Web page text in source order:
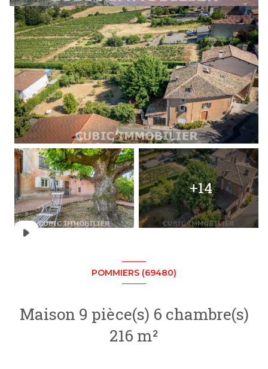
+14
POMMIERS (69480)
Maison 9 pièce(s) 6 chambre(s)
216 m²